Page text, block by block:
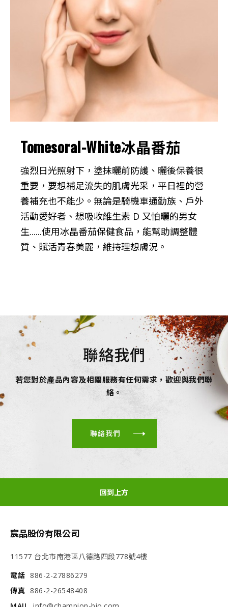
Tomesoral-White冰晶番茄
強烈日光照射下，塗抹曬前防護、曬後保養很
重要，要想補足流失的肌膚光采，平日裡的營
養補充也不能少。無論是騎機車通勤族、戶外
活動愛好者、想吸收維生素 D 又怕曬的男女
生......使用冰晶番茄保健食品，能幫助調整體
質、賦活青春美麗，維持理想膚況。
聯絡我們
若您對於產品內容及相關服務有任何需求，歡迎與我們聯
絡。
聯絡我們
回到上方
宸品股份有限公司
11577 台北市南港區八德路四段778號4樓
電話 886-2-27886279
傳真 886-2-26548408